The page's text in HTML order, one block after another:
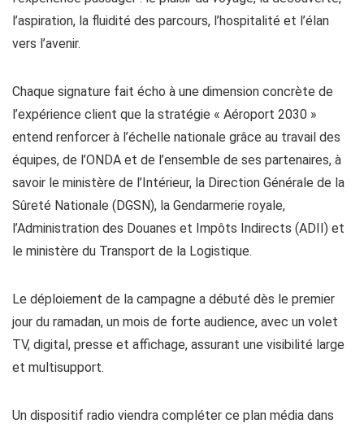
l’aspiration, la fluidité des parcours, l’hospitalité et l’élan
vers l’avenir.
Chaque signature fait écho à une dimension concrète de
l’expérience client que la stratégie « Aéroport 2030 »
entend renforcer à l’échelle nationale grâce au travail des
équipes, de l’ONDA et de l’ensemble de ses partenaires, à
savoir le ministère de l’Intérieur, la Direction Générale de la
Sûreté Nationale (DGSN), la Gendarmerie royale,
l’Administration des Douanes et Impôts Indirects (ADII) et
le ministère du Transport de la Logistique.
Le déploiement de la campagne a débuté dès le premier
jour du ramadan, un mois de forte audience, avec un volet
TV, digital, presse et affichage, assurant une visibilité large
et multisupport.
Un dispositif radio viendra compléter ce plan média dans